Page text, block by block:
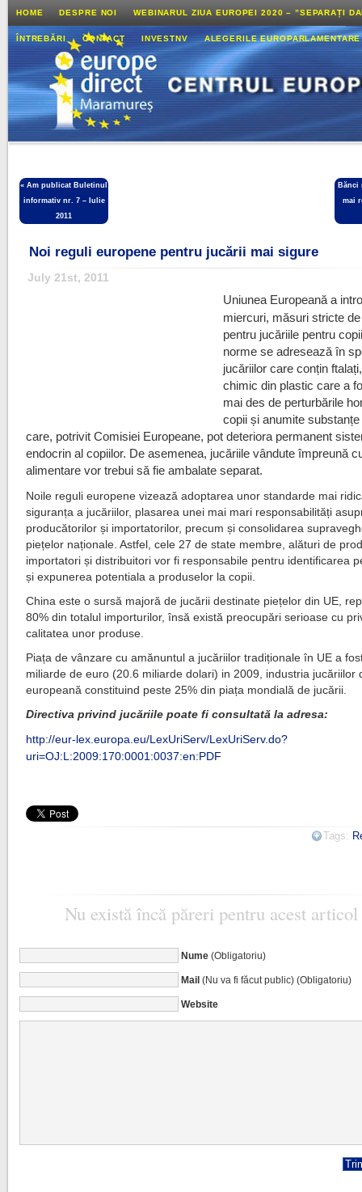
HOME DESPRE NOI WEBINARUL ZIUA EUROPEI 2020 – ”SEPARAȚI
ÎNTREBĂRI CONTACT INVESTNV ALEGERILE
«Am publicat Buletinul
informativ nr. 7 – Iulie
2011
Bănci
mai
Noi reguli europene pentru jucării mai sigure
July 21st, 2011
Uniunea Europeană a
miercuri, măsuri stricte
pentru jucăriile pentru
norme se adresează în
jucăriilor care conțin
chimic din plastic care a
mai des de perturbările
copii și anumite
care, potrivit Comisiei Europeane, pot deteriora permanent
endocrin al copiilor. De asemenea, jucăriile vândute împreună
alimentare vor trebui să fie ambalate separat.
Noile reguli europene vizează adoptarea unor standarde mai
siguranța a jucăriilor, plasarea unei mai mari responsabilități
producătorilor și importatorilor, precum și consolidarea
piețelor naționale. Astfel, cele 27 de state membre, alături de
importatori și distribuitori vor fi responsabile pentru identificarea
și expunerea potentiala a produselor la copii.
China este o sursă majoră de jucării destinate piețelor din UE,
80% din totalul importurilor, însă există preocupări serioase cu
calitatea unor produse.
Piața de vânzare cu amănuntul a jucăriilor tradiționale în UE a
miliarde de euro (20.6 miliarde dolari) in 2009, industria jucăriilor
europeană constituind peste 25% din piața mondială de jucării.
Directiva privind jucăriile poate fi consultată la adresa:
http://eur-lex.europa.eu/LexUriServ/LexUriServ.do?
uri=OJ:L:2009:170:0001:0037:en:PDF
Tags:
Nu există încă păreri pentru acest articol
Nume(Obligatoriu)
Mail(Nu va fi făcut public) (Obligatoriu)
Website